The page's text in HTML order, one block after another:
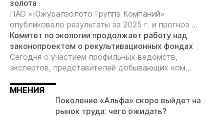
золота
ПАО «Южуралзолото Группа Компаний»
опубликовало результаты за 2025 г. и прогноз ...
Комитет по экологии продолжает работу над
законопроектом о рекультивационных фондах
Сегодня с участием профильных ведомств,
экспертов, представителей добывающих ком...
МНЕНИЯ
Поколение «Альфа» скоро выйдет на
рынок труда: чего ожидать?